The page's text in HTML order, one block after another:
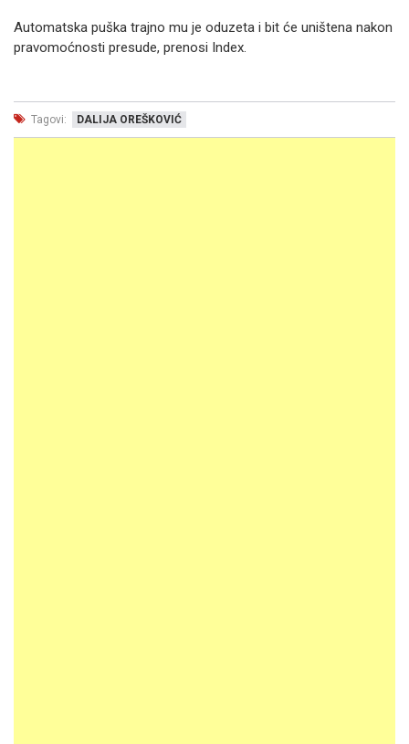
Automatska puška trajno mu je oduzeta i bit će uništena nakon
pravomoćnosti presude, prenosi Index.
Tagovi: DALIJA OREŠKOVIĆ